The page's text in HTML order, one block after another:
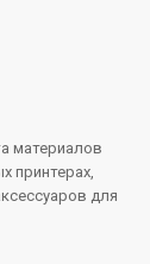
материалов
принтерах,
для